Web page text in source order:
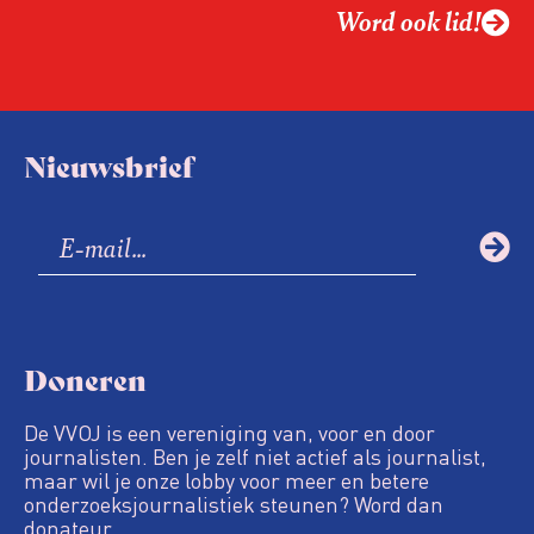
Word ook lid!
Nieuwsbrief
Doneren
De VVOJ is een vereniging van, voor en door
journalisten. Ben je zelf niet actief als journalist,
maar wil je onze lobby voor meer en betere
onderzoeksjournalistiek steunen? Word dan
donateur.